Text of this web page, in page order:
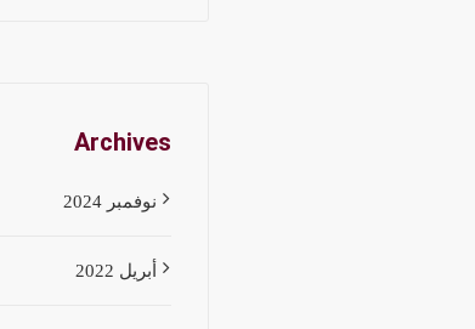
Archives
نوفمبر 2024
أبريل 2022